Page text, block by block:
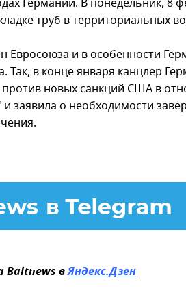
Германии. В понедельник, 8
труб в территориальных
Евросоюза и в особенности
Так, в конце января канцлер
новых санкций США в
заявила о необходимости
Baltnews вЯндекс.Дзен